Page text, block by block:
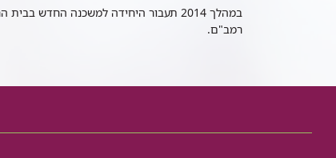
במהלך 2014 תעבור היחידה למשכנה
רמב"ם.